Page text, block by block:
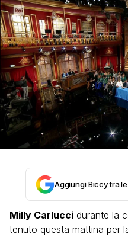
Aggiungi Biccy tra
Milly Carlucci durante la
tenuto questa mattina per